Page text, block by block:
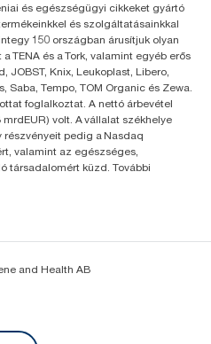
és egészségügyi cikkeket gyártó
és szolgáltatásainkkal
150 országban árusítjuk olyan
TENA és a Tork, valamint egyéb erős
JOBST, Knix, Leukoplast, Libero,
Saba, Tempo, TOM Organic és Zewa.
foglalkoztat. A nettó árbevétel
volt. A vállalat székhelye
részvényeit pedig a Nasdaq
valamint az egészséges,
társadalomért küzd. További
and Health AB